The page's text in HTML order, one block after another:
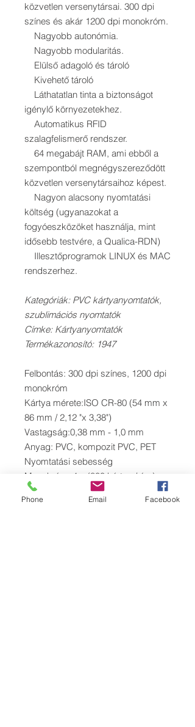
közvetlen versenytársai. 300 dpi
színes és akár 1200 dpi monokróm.
Nagyobb autonómia.
Nagyobb modularitás.
Elülső adagoló és tároló
Kivehető tároló
Láthatatlan tinta a biztonságot
igénylő környezetekhez.
Automatikus RFID
szalagfelismerő rendszer.
64 megabájt RAM, ami ebből a
szempontból megnégyszereződött
közvetlen versenytársaihoz képest.
Nagyon alacsony nyomtatási
költség (ugyanazokat a
fogyóeszközöket használja, mint
idősebb testvére, a Qualica-RDN)
Illesztőprogramok LINUX és MAC
rendszerhez.
Kategóriák: PVC kártyanyomtatók,
szublimációs nyomtatók
Címke: Kártyanyomtatók
Termékazonosító: 1947
Felbontás: 300 dpi színes, 1200 dpi
monokróm
Kártya mérete:ISO CR-80 (54 mm x
86 mm / 2,12 "x 3,38")
Vastagság:0,38 mm - 1,0 mm
Anyag: PVC, kompozit PVC, PET
Nyomtatási sebesség
Monokróm: 4s. (800 kártya / óra)
YMCKO: 23s. (156 kártya / óra)
Kapacitás
Phone Email Facebook